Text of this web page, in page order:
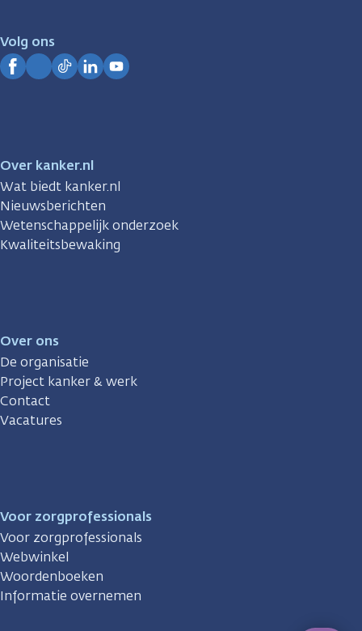
Volg ons
Over kanker.nl
Wat biedt kanker.nl
Nieuwsberichten
Wetenschappelijk onderzoek
Kwaliteitsbewaking
Over ons
De organisatie
Project kanker & werk
Contact
Vacatures
Voor zorgprofessionals
Voor zorgprofessionals
Webwinkel
Woordenboeken
Informatie overnemen